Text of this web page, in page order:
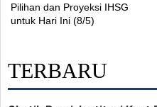
Pilihan dan Proyeksi IHSG
untuk Hari Ini (8/5)
TERBARU